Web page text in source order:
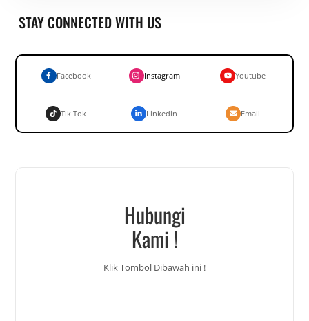
STAY CONNECTED WITH US
Facebook Instagram Youtube
Tik Tok Linkedin Email
Hubungi
Kami !
Klik Tombol Dibawah ini !